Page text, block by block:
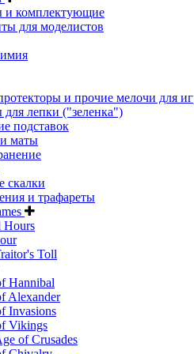
и комплектующие
для моделистов
и прочие мелочи для
лепки ("зеленка")
подставок
маты
скалки
и трафареты
Hours
Toll
Hannibal
Alexander
Invasions
Vikings
of Crusades